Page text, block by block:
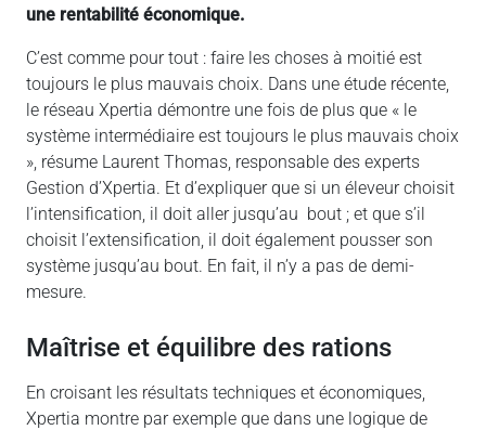
une rentabilité économique.
C’est comme pour tout : faire les choses à moitié est
toujours le plus mauvais choix. Dans une étude récente,
le réseau Xpertia démontre une fois de plus que « le
système intermédiaire est toujours le plus mauvais choix
», résume Laurent Thomas, responsable des experts
Gestion d’Xpertia. Et d’expliquer que si un éleveur choisit
l’intensification, il doit aller jusqu’au bout ; et que s’il
choisit l’extensification, il doit également pousser son
système jusqu’au bout. En fait, il n’y a pas de demi-
mesure.
Maîtrise et équilibre des rations
En croisant les résultats techniques et économiques,
Xpertia montre par exemple que dans une logique de